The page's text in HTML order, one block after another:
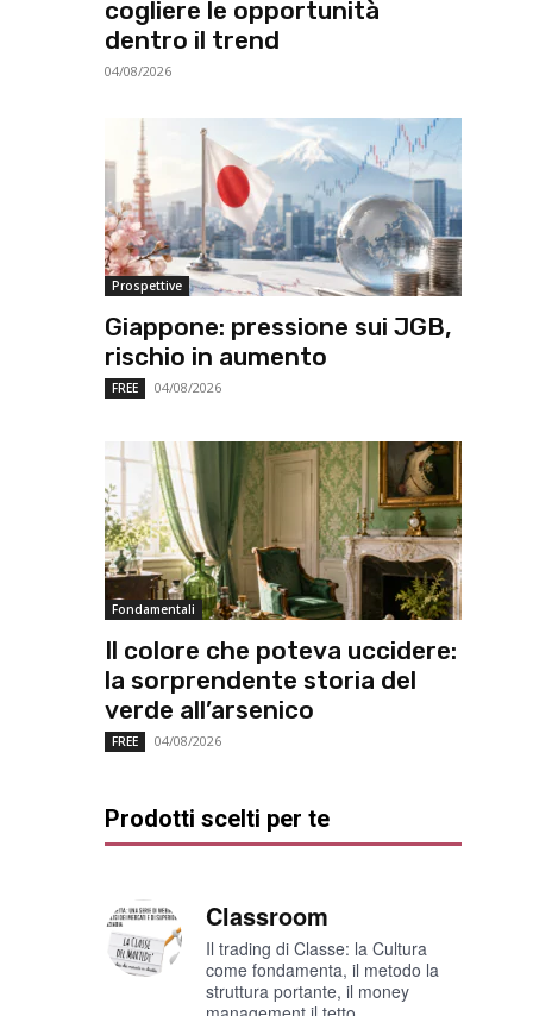
cogliere le opportunità
dentro il trend
04/08/2026
Prospettive
Giappone: pressione sui JGB,
rischio in aumento
FREE 04/08/2026
Fondamentali
Il colore che poteva uccidere:
la sorprendente storia del
verde all’arsenico
FREE 04/08/2026
Prodotti scelti per te
Classroom
Il trading di Classe: la Cultura
come fondamenta, il metodo la
struttura portante, il money